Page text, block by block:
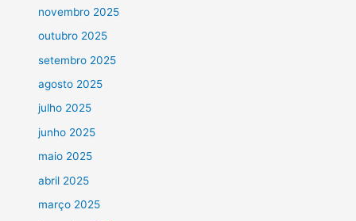
novembro 2025
outubro 2025
setembro 2025
agosto 2025
julho 2025
junho 2025
maio 2025
abril 2025
março 2025